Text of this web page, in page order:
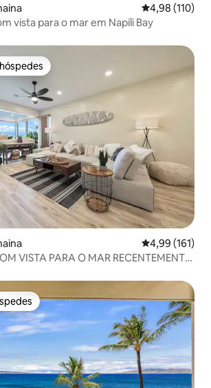
4,98 de uma
4,98 (110)
vista para o mar em Napili Bay
preferidos dos hóspedes
4,99 de uma
4,99 (161)
VISTA PARA O MAR RECENTEMENTE